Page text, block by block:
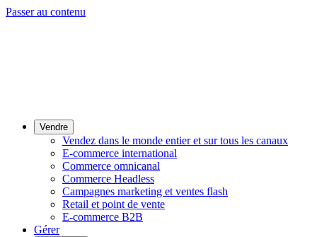
Passer au contenu
Vendre
Vendez dans le monde entier et sur tous les canaux
E-commerce international
Commerce omnicanal
Commerce Headless
Campagnes marketing et ventes flash
Retail et point de vente
E-commerce B2B
Gérer